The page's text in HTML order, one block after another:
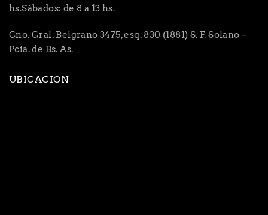
hs.Sábados: de 8 a 13 hs.
Cno. Gral. Belgrano 3475, esq. 830 (1881) S. F. Solano –
Pcia. de Bs. As.
UBICACION